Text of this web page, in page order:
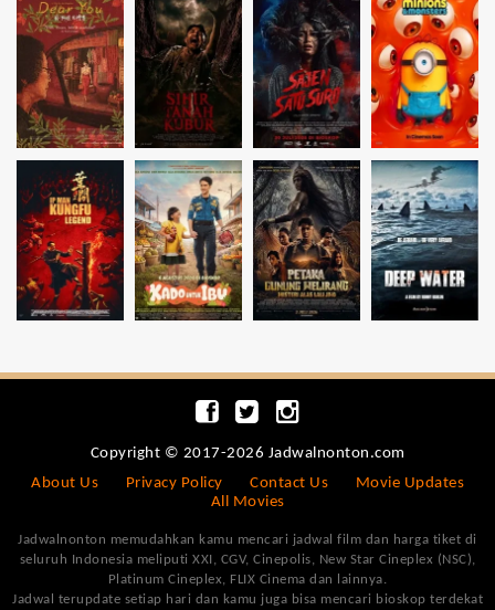
Copyright © 2017-2026 Jadwalnonton.com
About Us
Privacy Policy Contact Us
Movie Updates
All Movies
Jadwalnonton memudahkan kamu mencari jadwal film dan harga tiket di
seluruh Indonesia meliputi XXI, CGV, Cinepolis, New Star Cineplex (NSC),
Platinum Cineplex, FLIX Cinema dan lainnya.
Jadwal terupdate setiap hari dan kamu juga bisa mencari bioskop terdekat